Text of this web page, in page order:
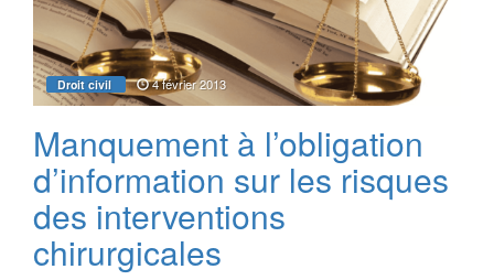
Droit civil 4 février 2013
Manquement à l’obligation
d’information sur les risques
des interventions
chirurgicales